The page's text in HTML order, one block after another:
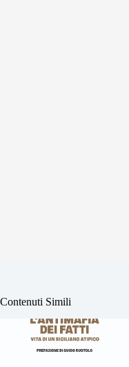
Contenuti Simili